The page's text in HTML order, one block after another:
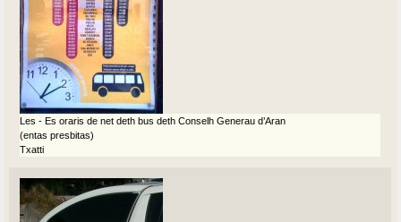
Les - Es oraris de net deth bus deth Conselh Generau d’Aran
(entas presbitas)
Txatti